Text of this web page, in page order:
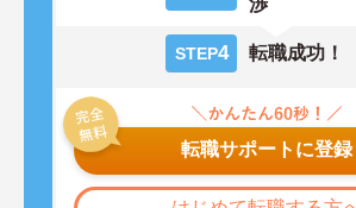
渉
STEP4 転職成功！
転職サポートに登録